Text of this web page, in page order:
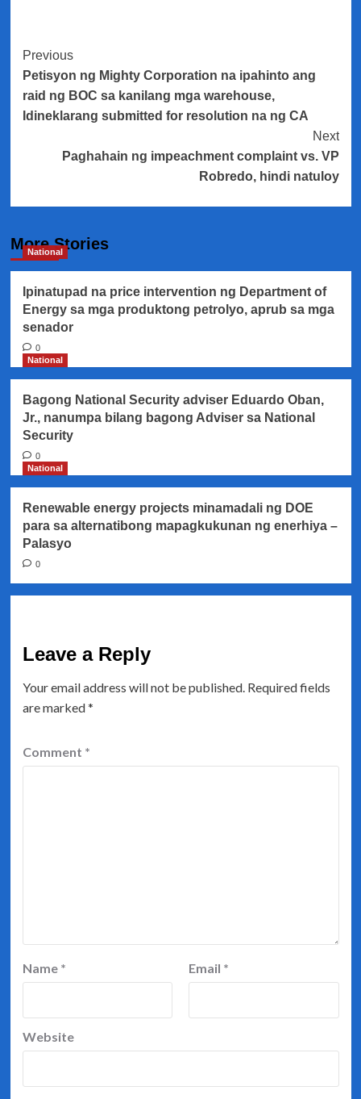
Post
Navigation
Previous
Petisyon ng Mighty Corporation na ipahinto ang
raid ng BOC sa kanilang mga warehouse,
Idineklarang submitted for resolution na ng CA
Next
Paghahain ng impeachment complaint vs. VP
Robredo, hindi natuloy
More Stories
National
Ipinatupad na price intervention ng Department of
Energy sa mga produktong petrolyo, aprub sa mga
senador
0
National
Bagong National Security adviser Eduardo Oban,
Jr., nanumpa bilang bagong Adviser sa National
Security
0
National
Renewable energy projects minamadali ng DOE
para sa alternatibong mapagkukunan ng enerhiya –
Palasyo
0
Leave a Reply
Your email address will not be published. Required fields
are marked*
Comment *
Name * Email *
Website